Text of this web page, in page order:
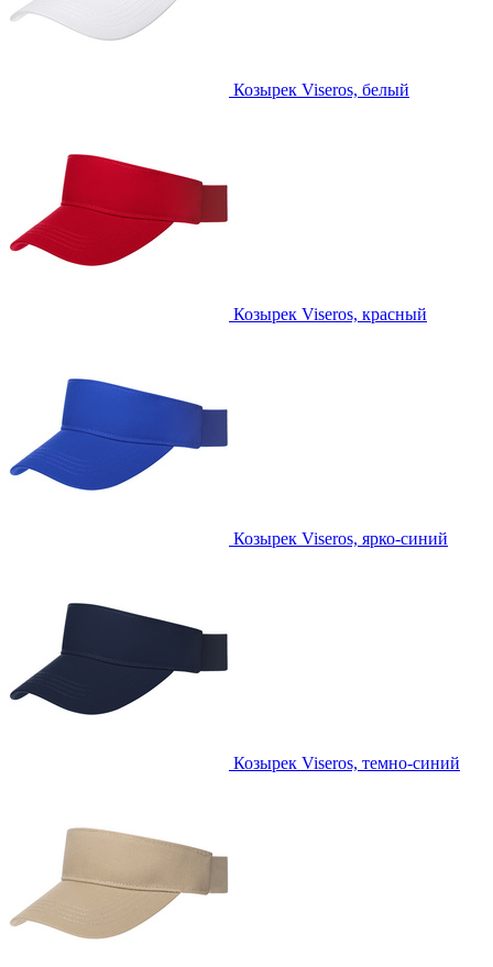
Козырек Viseros, белый
Козырек Viseros, красный
Козырек Viseros, ярко-синий
Козырек Viseros, темно-синий